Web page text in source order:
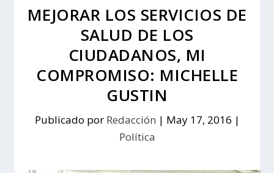
MEJORAR LOS SERVICIOS DE
SALUD DE LOS
CIUDADANOS, MI
COMPROMISO: MICHELLE
GUSTIN
Publicado por Redacción | May 17, 2016 |
Política